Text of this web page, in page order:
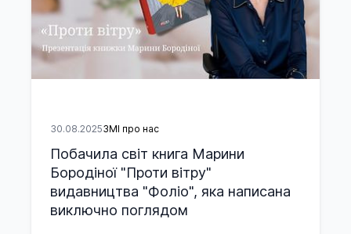
30.08.2025ЗМІ про нас
Побачила світ книга Марини
Бородіної "Проти вітру"
видавництва "Фоліо", яка написана
виключно поглядом